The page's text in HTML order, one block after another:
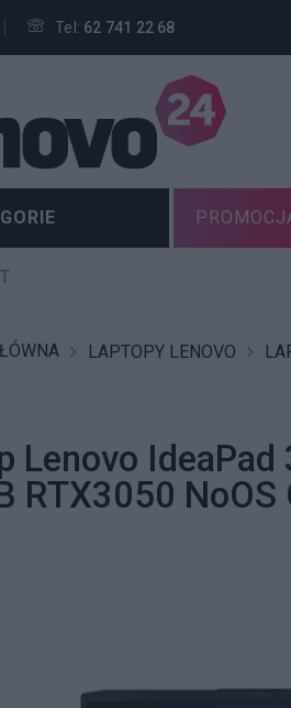
Tel: 62 741 22 68
LAPTOPY LENOVO
Lenovo
RTX3050 NoOS